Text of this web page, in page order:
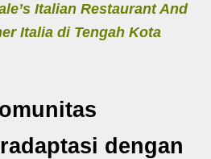
Italian Restaurant And
Italia di Tengah Kota
dengan